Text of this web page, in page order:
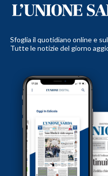
Sfoglia il quotidiano online e
Tutte le notizie del giorno